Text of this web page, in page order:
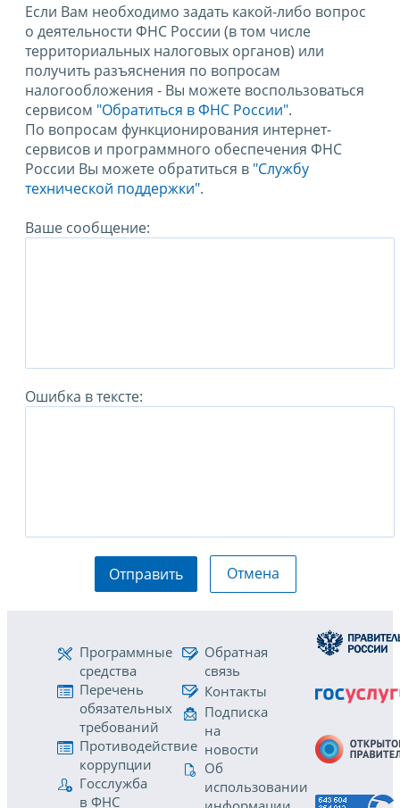
Если Вам необходимо задать какой-либо вопрос
о деятельности ФНС России (в том числе
территориальных налоговых органов) или
получить разъяснения по вопросам
налогообложения - Вы можете воспользоваться
сервисом "Обратиться в ФНС России".
По вопросам функционирования интернет-
сервисов и программного обеспечения ФНС
России Вы можете обратиться в "Службу
технической поддержки".
Ваше сообщение:
Ошибка в тексте:
Отправить Отмена
Программные
средства
Перечень
обязательных
требований
Противодействие
коррупции
Госслужба
в ФНС
Обратная
связь
Контакты
Подписка
на
новости
Об
использовании